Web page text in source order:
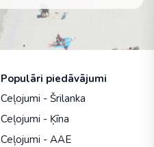
Populāri piedāvājumi
Ceļojumi - Šrilanka
Ceļojumi - Ķīna
Ceļojumi - AAE